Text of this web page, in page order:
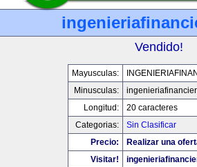
Vendido!
Mayusculas:
Minusculas:
Longitud:
20 caracteres
Categorias:
Sin Clasificar
Precio:
Realizar una
Visitar!